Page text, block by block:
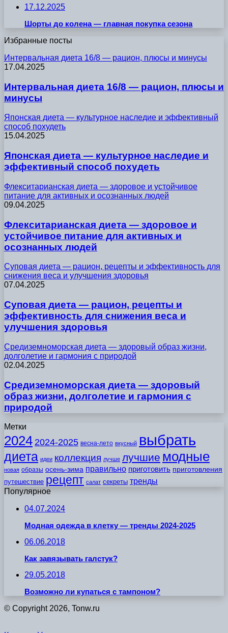
17.12.2025
Шорты до колена — главная покупка сезона
Избранные посты
Интервальная диета 16/8 — рацион, плюсы и минусы
17.04.2025
Интервальная диета 16/8 — рацион, плюсы и
минусы
Японская диета — культурное наследие и эффективный
способ похудеть
15.04.2025
Японская диета — культурное наследие и
эффективный способ похудеть
Флекситарианская диета — здоровое и устойчивое
питание для активных и осознанных людей
09.04.2025
Флекситарианская диета — здоровое и
устойчивое питание для активных и
осознанных людей
Суповая диета — рацион, рецепты и эффективность для
снижения веса и улучшения здоровья
07.04.2025
Суповая диета — рацион, рецепты и
эффективность для снижения веса и
улучшения здоровья
Средиземноморская диета — здоровый образ жизни,
долголетие и гармония с природой
02.04.2025
Средиземноморская диета — здоровый
образ жизни, долголетие и гармония с
природой
Метки
2024 2024-2025 весна-лето вкусный выбрать
диета идеи коллекция лучше лучшие модные
новая образы осень-зима правильно приготовить приготовления
путешествие рецепт салат секреты тренды
Популярное
04.07.2024
Модная одежда в клетку — тренды 2024-2025
06.06.2018
Как завязывать галстук?
29.05.2018
Возможно ли купаться с тампоном?
© Copyright 2026, Tonw.ru